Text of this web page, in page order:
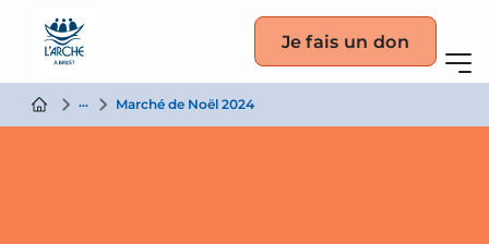
Je fais un don
ActualitéMarché de Noël 2024